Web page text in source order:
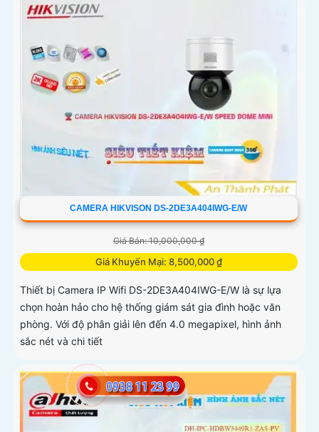
CAMERA HIKVISON DS-2DE3A404IWG-E/W
Giá Bán: 10,000,000 ₫
Giá Khuyến Mại: 8,500,000 ₫
Thiết bị Camera IP Wifi DS-2DE3A404IWG-E/W là sự lựa
chọn hoàn hảo cho hệ thống giám sát gia đình hoặc văn
phòng. Với độ phân giải lên đến 4.0 megapixel, hình ảnh
sắc nét và chi tiết